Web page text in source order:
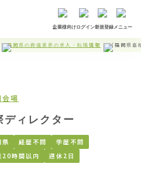
企業様向けログイン新規登録メニュー
福岡県の葬儀業界の求人・転職情報 （福岡県嘉
場
ディレクター
県 経歴不問
学歴不問
20時間以内
週休2日